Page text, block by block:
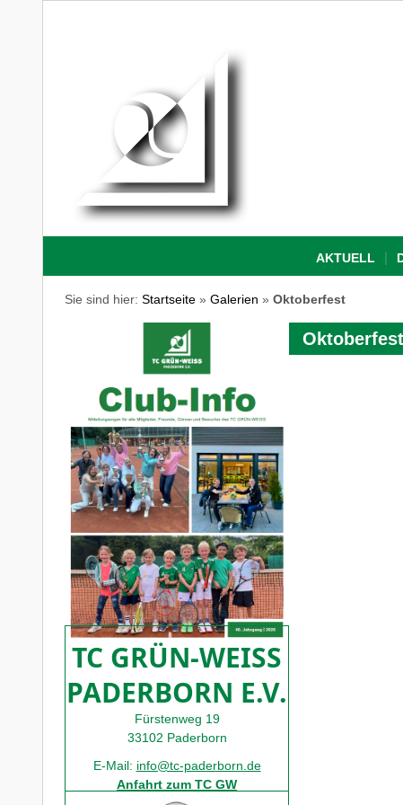
AKTUELL
Sie sind hier: Startseite » Galerien » Oktoberfest
TC GRÜN-WEISS
PADERBORN E.V.
Fürstenweg 19
33102 Paderborn
E-Mail: info@tc-paderborn.de
Anfahrt zum TC GW
Oktoberfest